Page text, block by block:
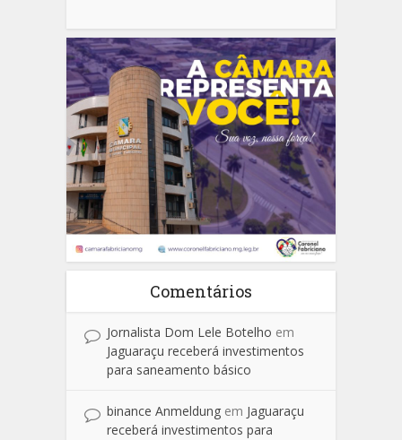
Comentários
Jornalista Dom Lele Botelho em
Jaguaraçu receberá investimentos
para saneamento básico
binance Anmeldung em Jaguaraçu
receberá investimentos para